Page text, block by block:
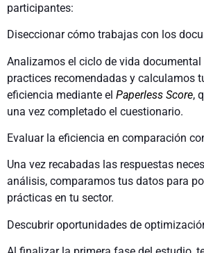
participantes:
Diseccionar cómo trabajas con los
Analizamos el ciclo de vida
practices recomendadas y calculamos
eficiencia mediante el Paperless Score,
una vez completado el cuestionario.
Evaluar la eficiencia en comparación
Una vez recabadas las respuestas
análisis, comparamos tus datos para
prácticas en tu sector.
Descubrir oportunidades de